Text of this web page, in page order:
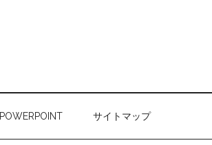
POWERPOINT サイトマップ